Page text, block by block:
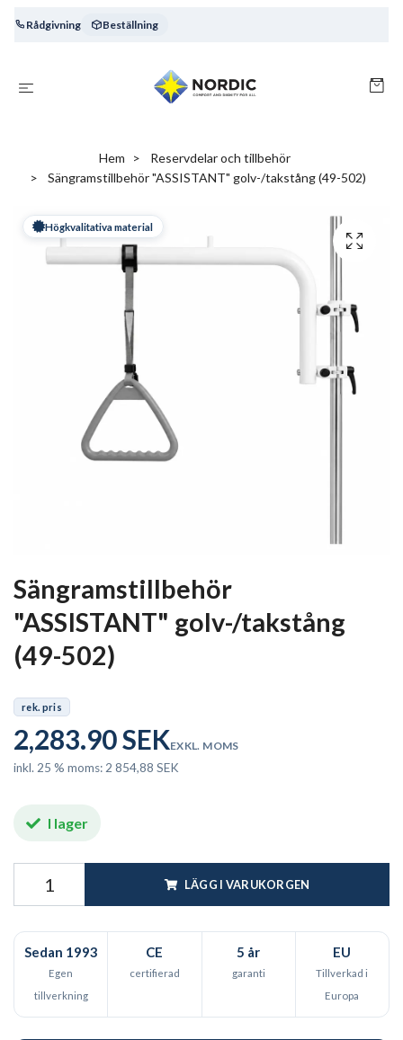
Rådgivning Beställning
Hem
Reservdelar och tillbehör
Sängramstillbehör "ASSISTANT" golv-/takstång (49-502)
Högkvalitativa material
Sängramstillbehör
"ASSISTANT" golv-/takstång
(49-502)
rek. pris
2,283.90 SEKEXKL. MOMS
inkl. 25 % moms: 2 854,88 SEK
I lager
LÄGG I VARUKORGEN
Sedan 1993
Egen
tillverkning
CE
certifierad
5 år
garanti
EU
Tillverkad i
Europa